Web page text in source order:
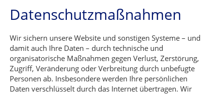
Datenschutzmaßnahmen
Wir sichern unsere Website und sonstigen Systeme – und
damit auch Ihre Daten – durch technische und
organisatorische Maßnahmen gegen Verlust, Zerstörung,
Zugriff, Veränderung oder Verbreitung durch unbefugte
Personen ab. Insbesondere werden Ihre persönlichen
Daten verschlüsselt durch das Internet übertragen. Wir